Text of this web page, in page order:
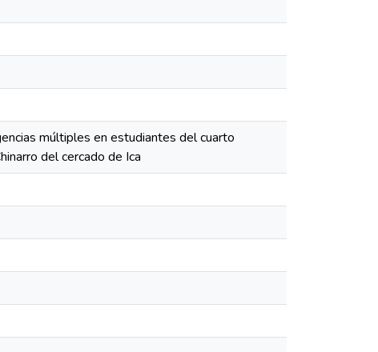
múltiples en estudiantes del cuarto
del cercado de Ica